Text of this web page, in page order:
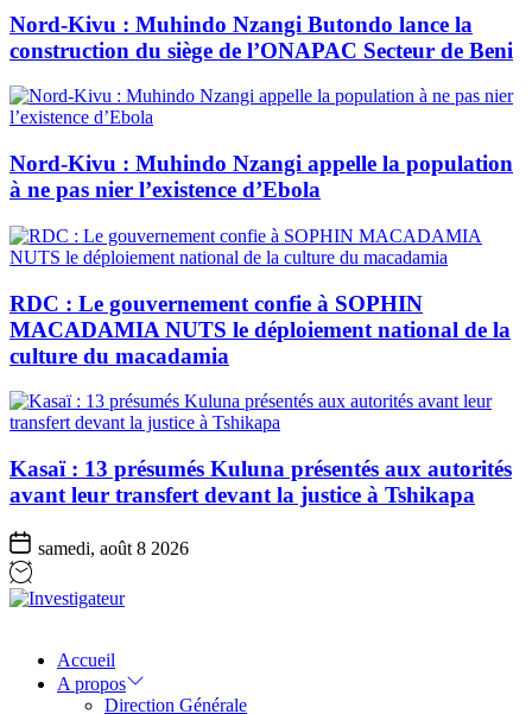
Nord-Kivu : Muhindo Nzangi Butondo lance la
construction du siège de l’ONAPAC Secteur de Beni
Nord-Kivu : Muhindo Nzangi appelle la population
à ne pas nier l’existence d’Ebola
RDC : Le gouvernement confie à SOPHIN
MACADAMIA NUTS le déploiement national de la
culture du macadamia
Kasaï : 13 présumés Kuluna présentés aux autorités
avant leur transfert devant la justice à Tshikapa
samedi, août 8 2026
Accueil
A propos
Direction Générale